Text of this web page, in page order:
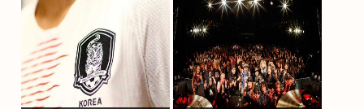
者の顔や腹を殴るなどケガ
させた疑い [8/6]